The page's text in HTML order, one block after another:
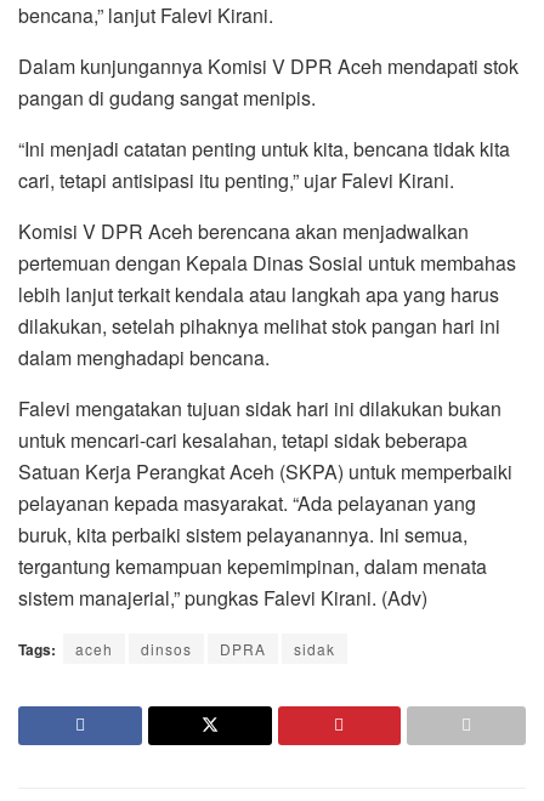
bencana,” lanjut Falevi Kirani.
Dalam kunjungannya Komisi V DPR Aceh mendapati stok
pangan di gudang sangat menipis.
“Ini menjadi catatan penting untuk kita, bencana tidak kita
cari, tetapi antisipasi itu penting,” ujar Falevi Kirani.
Komisi V DPR Aceh berencana akan menjadwalkan
pertemuan dengan Kepala Dinas Sosial untuk membahas
lebih lanjut terkait kendala atau langkah apa yang harus
dilakukan, setelah pihaknya melihat stok pangan hari ini
dalam menghadapi bencana.
Falevi mengatakan tujuan sidak hari ini dilakukan bukan
untuk mencari-cari kesalahan, tetapi sidak beberapa
Satuan Kerja Perangkat Aceh (SKPA) untuk memperbaiki
pelayanan kepada masyarakat. “Ada pelayanan yang
buruk, kita perbaiki sistem pelayanannya. Ini semua,
tergantung kemampuan kepemimpinan, dalam menata
sistem manajerial,” pungkas Falevi Kirani. (Adv)
Tags: aceh dinsos DPRA sidak